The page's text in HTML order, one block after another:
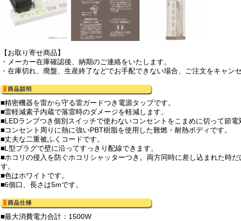
【お取り寄せ商品】
・メーカー在庫確認後、納期のご連絡をいたします。
・在庫切れ、廃盤、生産終了などでお手配できない場合、ご注文をキャン
■精密機器を雷から守る雷ガードつき電源タップです。
■雷軽減素子内蔵で落雷時のダメージを軽減します。
■LEDランプつき個別スイッチで使わないコンセントをこまめに切って節電
■コンセント周りに熱に強いPBT樹脂を使用した難燃・耐熱ボディです。
■丈夫な二重被ふくコードです。
■L型プラグで壁に沿ってすっきり配線できます。
■ホコリの侵入を防ぐホコリシャッターつき。両方同時に差し込まれた時
す。
■色はホワイトです。
■6個口、長さは5mです。
■最大消費電力合計：1500W